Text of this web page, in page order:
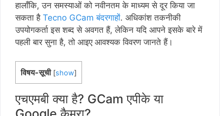
हालाँकि, उन समस्याओं को नवीनतम के माध्यम से दूर किया जा
सकता है Tecno GCam बंदरगाहों. अधिकांश तकनीकी
उपयोगकर्ता इस शब्द से अवगत हैं, लेकिन यदि आपने इसके बारे में
पहली बार सुना है, तो आइए आवश्यक विवरण जानते हैं।
विषय-सूची [show]
एचएमबी क्या है? GCam एपीके या